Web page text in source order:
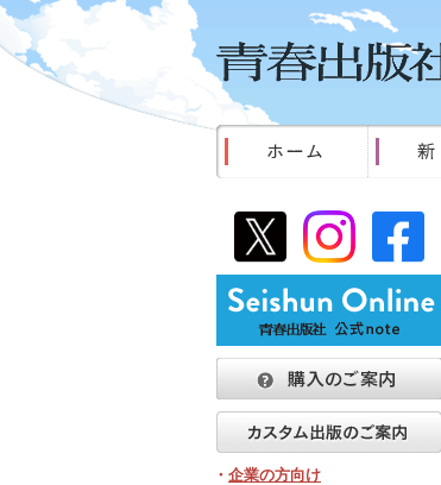
・ 企業の方向け